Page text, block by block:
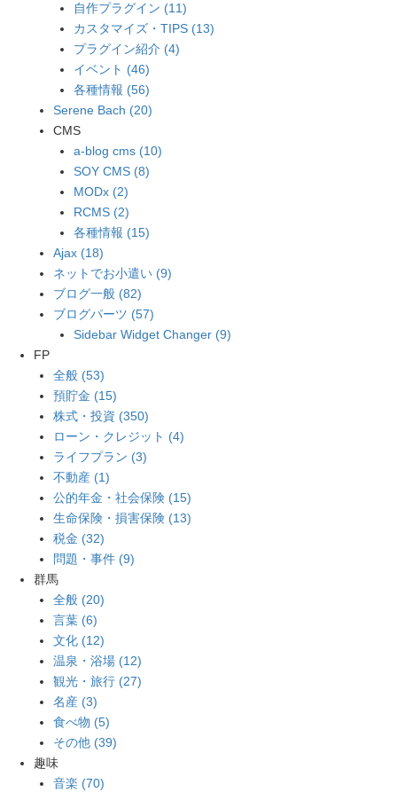
自作プラグイン (11)
カスタマイズ・TIPS (13)
プラグイン紹介 (4)
イベント (46)
各種情報 (56)
Serene Bach (20)
CMS
a-blog cms (10)
SOY CMS (8)
MODx (2)
RCMS (2)
各種情報 (15)
Ajax (18)
ネットでお小遣い (9)
ブログ一般 (82)
ブログパーツ (57)
Sidebar Widget Changer (9)
FP
全般 (53)
預貯金 (15)
株式・投資 (350)
ローン・クレジット (4)
ライフプラン (3)
不動産 (1)
公的年金・社会保険 (15)
生命保険・損害保険 (13)
税金 (32)
問題・事件 (9)
群馬
全般 (20)
言葉 (6)
文化 (12)
温泉・浴場 (12)
観光・旅行 (27)
名産 (3)
食べ物 (5)
その他 (39)
趣味
音楽 (70)